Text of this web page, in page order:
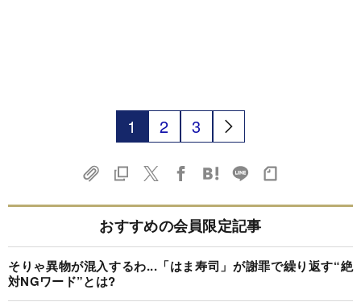
1 2 3
おすすめの会員限定記事
そりゃ異物が混入するわ...「はま寿司」が謝罪で繰り返す“絶
対NGワード”とは?